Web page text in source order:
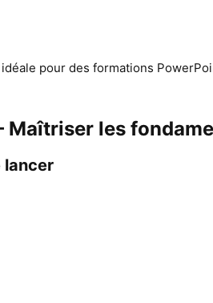
pour des formations
Maîtriser les
lancer